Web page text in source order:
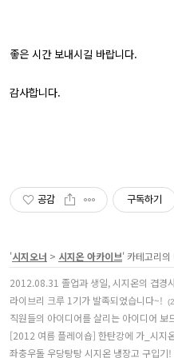
좋은 시간 보내시길 바랍니다.
감사합니다.
공감 구독하기
'시지오너 > 시지온 아카이브' 카테고리의
2012.08.31 졸업과 생일, 시지온의 겹경
라이브리 크루 1기가 발족되었습니다~!
직원들의 아이디어를 살리는 아이디어 보
[2012 여름 플레이숍] 한탄강에 가_시지
좌충우돌 우당탕탕 시지온 냉장고 구입기!